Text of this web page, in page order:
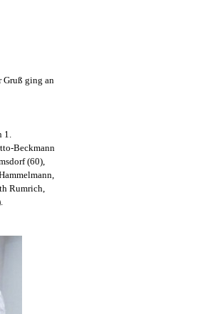
Gruß ging an
1.
Beckmann
(60),
Rumrich,